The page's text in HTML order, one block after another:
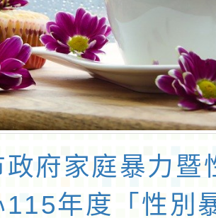
政府家庭暴力暨
115年度「性別